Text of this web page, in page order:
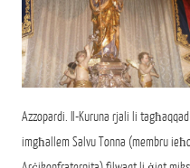
Azzopardi. Il-Kuruna rjali li
imgħallem Salvu Tonna (membru